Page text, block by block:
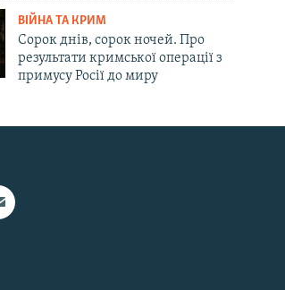
ВІЙНА ТА КРИМ
Сорок днів, сорок ночей. Про
результати кримської операції з
примусу Росії до миру